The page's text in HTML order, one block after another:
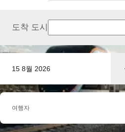
15 8월 2026
도착 도시
여행자